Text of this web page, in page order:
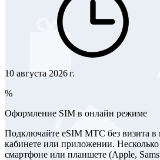
10 августа 2026 г.
%
Оформление SIM в онлайн режиме
Подключайте eSIM МТС без визита в
кабинете или приложении.
смартфоне или планшете (Apple,